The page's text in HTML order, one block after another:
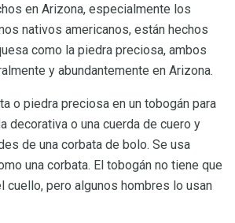
en Arizona, especialmente los
nativos americanos, están hechos
como la piedra preciosa, ambos
y abundantemente en Arizona.
o piedra preciosa en un tobogán para
decorativa o una cuerda de cuero y
de una corbata de bolo. Se usa
una corbata. El tobogán no tiene que
cuello, pero algunos hombres lo usan